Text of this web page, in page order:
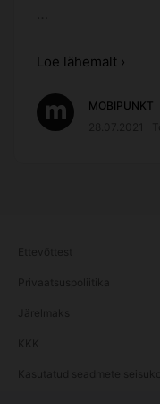
Loe lähemalt ›
MOBIPUNKT